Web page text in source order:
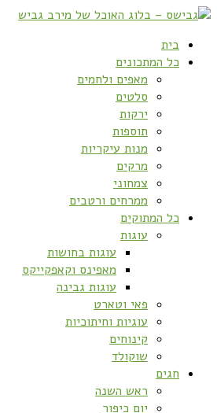
בית
כל המתכונים
מאפים ולחמים
סלטים
ירקות
תוספות
מנות עיקריות
מרקים
צמחוני
ממרחים ורטבים
כל המתוקים
עוגות
עוגות בחושות
מאפינס וקאפקייקס
עוגות גבינה
פאי וטארט
עוגיות וחיתוכיות
קינוחים
שוקולד
חגים
ראש השנה
יום כיפור